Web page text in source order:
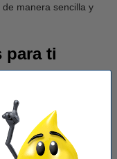
manera sencilla y
para ti
de artículos para que